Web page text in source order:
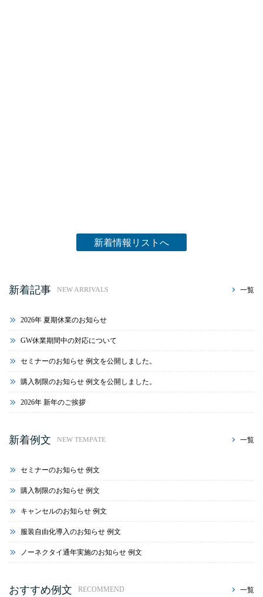
新着情報リストへ
新着記事 NEW ARRIVALS 一覧
2026年 夏期休業のお知らせ
GW休業期間中の対応について
セミナーのお知らせ 例文を公開しました。
購入制限のお知らせ 例文を公開しました。
2026年 新年のご挨拶
新着例文 NEW TEMPATE 一覧
セミナーのお知らせ 例文
購入制限のお知らせ 例文
キャンセルのお知らせ 例文
服装自由化導入のお知らせ 例文
ノーネクタイ通年実施のお知らせ 例文
おすすめ例文 RECOMMEND 一覧